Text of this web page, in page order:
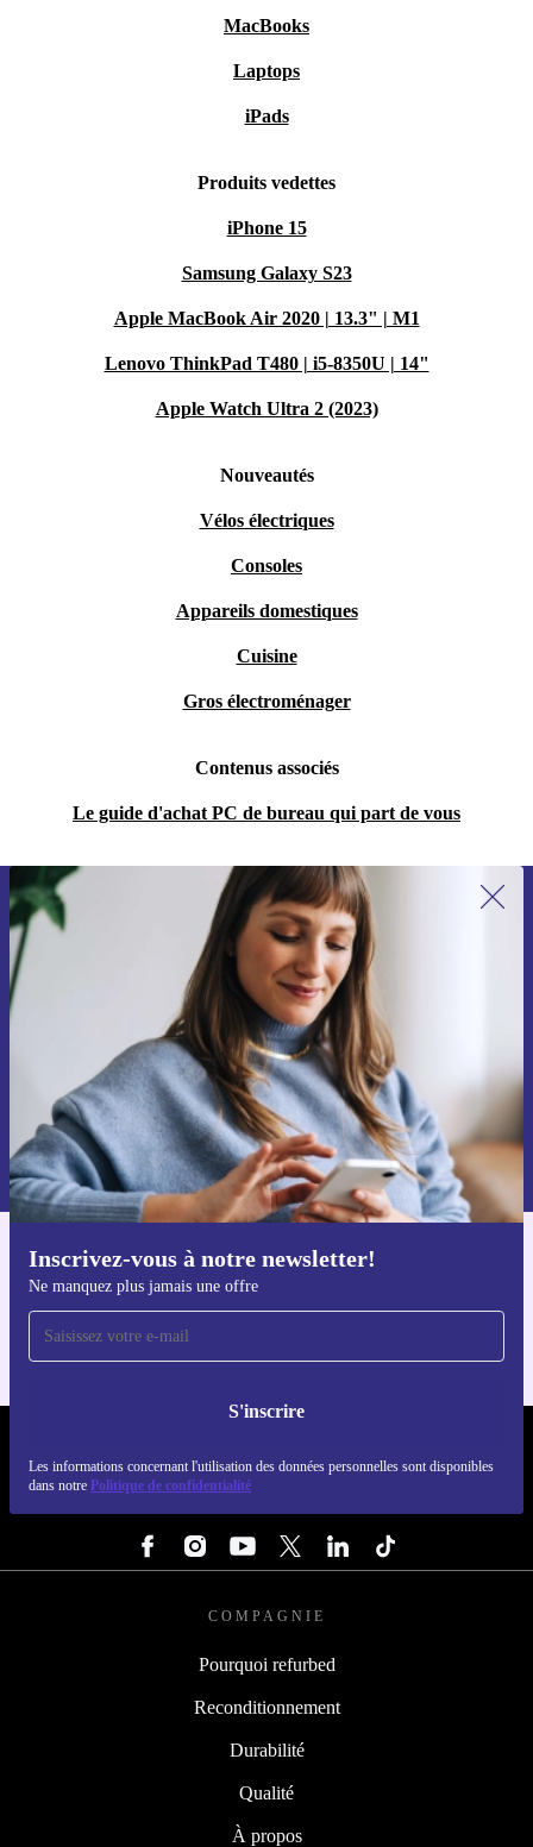
MacBooks
Laptops
iPads
Produits vedettes
iPhone 15
Samsung Galaxy S23
Apple MacBook Air 2020 | 13.3" | M1
Lenovo ThinkPad T480 | i5-8350U | 14"
Apple Watch Ultra 2 (2023)
Nouveautés
Vélos électriques
Consoles
Appareils domestiques
Cuisine
Gros électroménager
Contenus associés
Le guide d'achat PC de bureau qui part de vous
Inscrivez-vous à notre newsletter!
Ne manquez plus jamais une offre
S'inscrire
Les informations concernant l'utilisation des données personnelles sont disponibles
dans notre Politique de confidentialité
Recevoir offres et infos de refurbed
par mail
Ne manquez plus aucune offre.
S'inscrire
Retrouvez les informations sur l'utilisation des données personnelles
dans notre
politique de confidentialité.
Téléchargez l'application refurbed
Pour iOS et Android
COMPAGNIE
Pourquoi refurbed
Reconditionnement
Durabilité
Qualité
À propos